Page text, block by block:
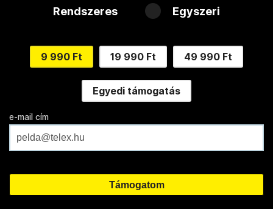
Rendszeres Egyszeri
9 990 Ft 19 990 Ft 49 990 Ft
Egyedi támogatás
e-mail cím